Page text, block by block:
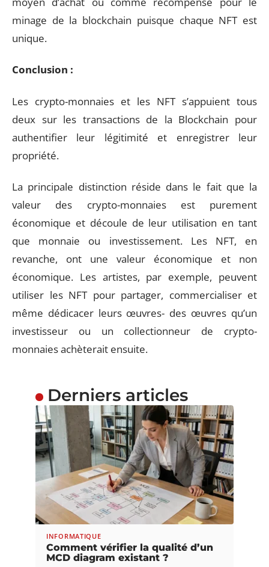
minage de la blockchain puisque chaque NFT est
unique.
Conclusion :
Les crypto-monnaies et les NFT s’appuient tous
deux sur les transactions de la Blockchain pour
authentifier leur légitimité et enregistrer leur
propriété.
La principale distinction réside dans le fait que la
valeur des crypto-monnaies est purement
économique et découle de leur utilisation en tant
que monnaie ou investissement. Les NFT, en
revanche, ont une valeur économique et non
économique. Les artistes, par exemple, peuvent
utiliser les NFT pour partager, commercialiser et
même dédicacer leurs œuvres- des œuvres qu’un
investisseur ou un collectionneur de crypto-
monnaies achèterait ensuite.
Derniers articles
INFORMATIQUE
Comment vérifier la qualité d’un
MCD diagram existant ?